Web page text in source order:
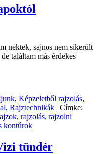
nektek, sajnos nem sikerült
találtam más érdekes
, Képzeletből rajzolás,
, Rajztechnikák | Címke:
, rajzolás, rajzolni
kontúrok
tündér